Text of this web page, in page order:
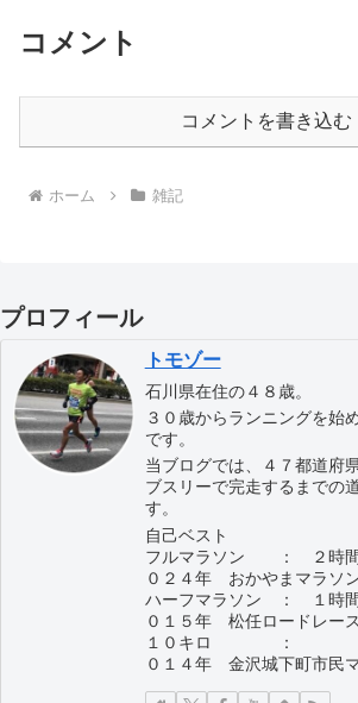
コメント
コメントを書き込む
ホーム 雑記
プロフィール
トモゾー
石川県在住の４８歳。
３０歳からランニングを始
です。
当ブログでは、４７都道府
ブスリーで完走するまでの
す。
自己ベスト
フルマラソン ： ２時間
０２４年 おかやまマラソン
ハーフマラソン ： １時
０１５年 松任ロードレース
１０キロ ： ３４
０１４年 金沢城下町市民